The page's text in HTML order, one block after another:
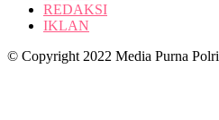
REDAKSI
IKLAN
© Copyright 2022 Media Purna Polri